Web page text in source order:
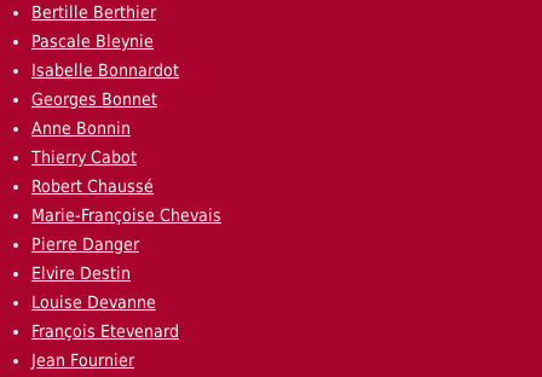
Bertille Berthier
Pascale Bleynie
Isabelle Bonnardot
Georges Bonnet
Anne Bonnin
Thierry Cabot
Robert Chaussé
Marie-Françoise Chevais
Pierre Danger
Elvire Destin
Louise Devanne
François Etevenard
Jean Fournier